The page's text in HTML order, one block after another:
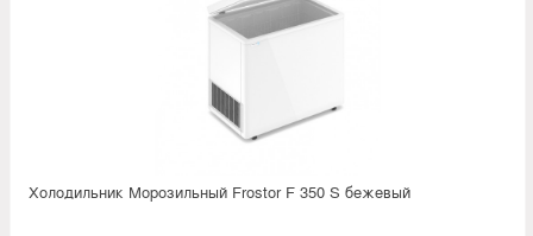
Холодильник Морозильный Frostor F 350 S бежевый